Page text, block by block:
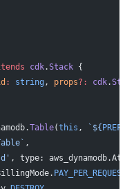
cdk.Stack {
: string , props?: cdk.
Table(this , `${
,
, type: